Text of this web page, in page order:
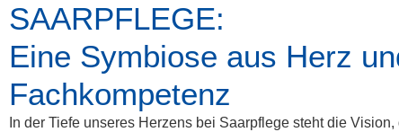
SAARPFLEGE:
Eine Symbiose aus Herz
Fachkompetenz
In der Tiefe unseres Herzens bei Saarpflege steht die